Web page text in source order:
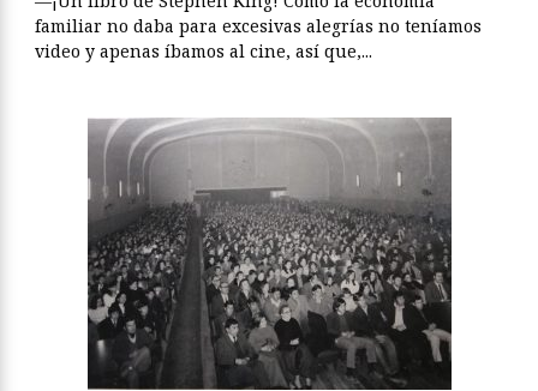
familiar no daba para excesivas alegrías no teníamos
video y apenas íbamos al cine, así que,...